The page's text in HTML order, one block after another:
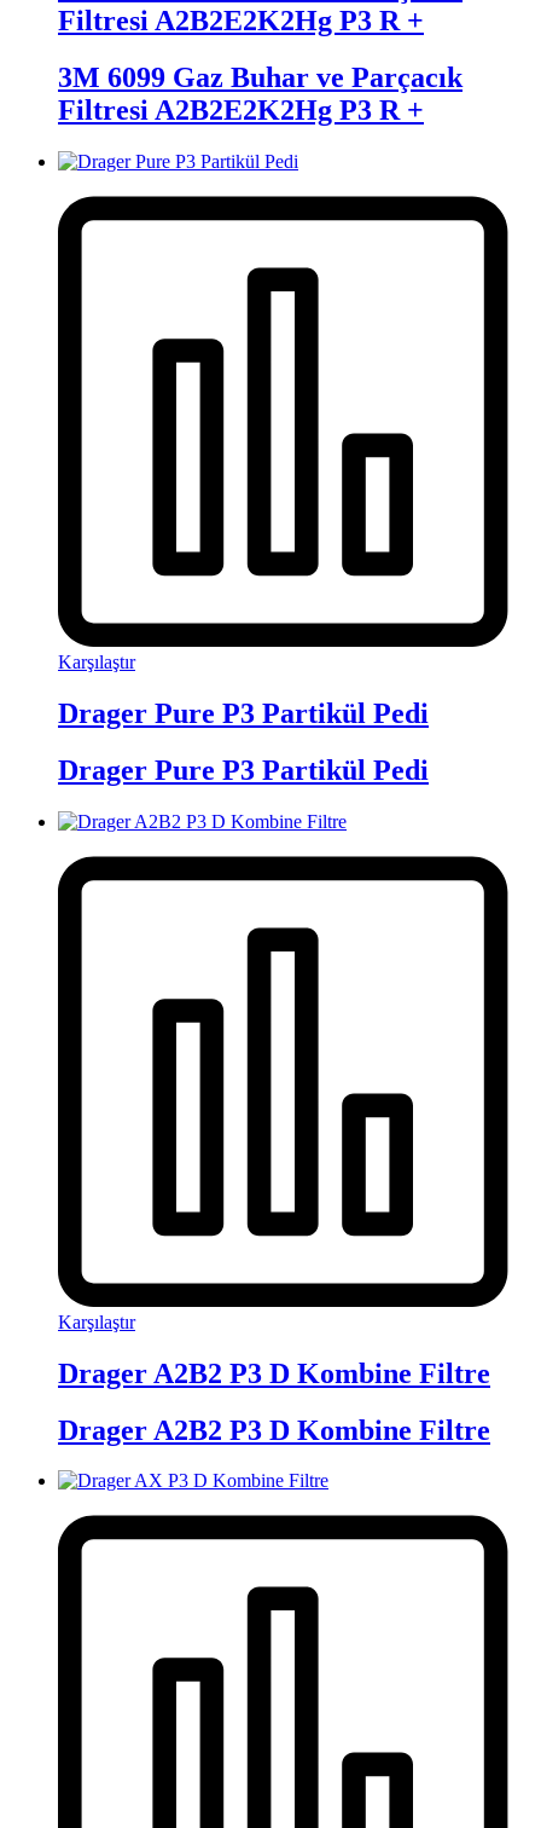
Filtresi A2B2E2K2Hg P3 R +
3M 6099 Gaz Buhar ve Parçacık
Filtresi A2B2E2K2Hg P3 R +
Karşılaştır
Drager Pure P3 Partikül Pedi
Drager Pure P3 Partikül Pedi
Karşılaştır
Drager A2B2 P3 D Kombine Filtre
Drager A2B2 P3 D Kombine Filtre